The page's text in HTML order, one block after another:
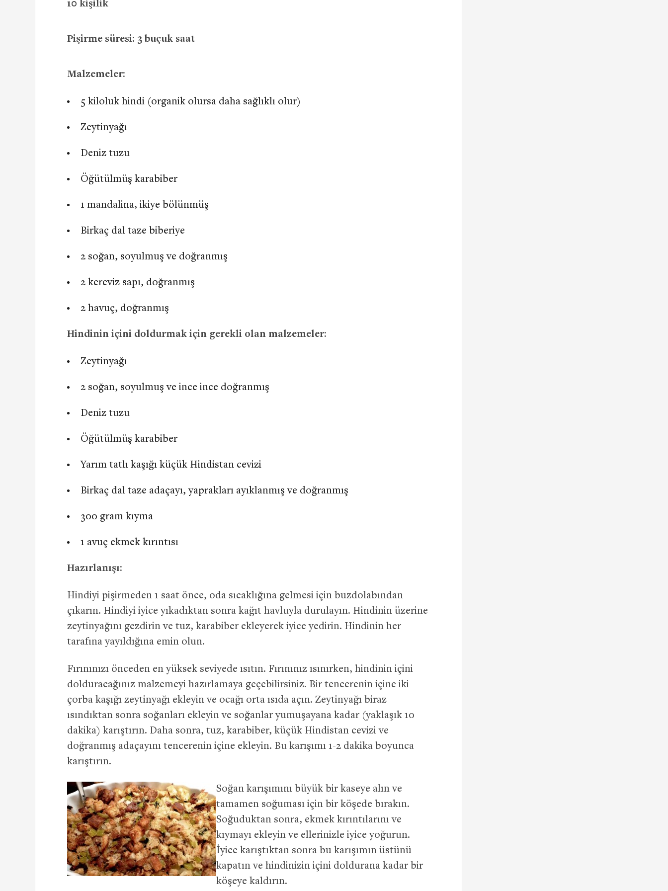
10 kişilik
Pişirme süresi: 3 buçuk saat
Malzemeler:
5 kiloluk hindi (organik olursa daha sağlıklı olur)
Zeytinyağı
Deniz tuzu
Öğütülmüş karabiber
1 mandalina, ikiye bölünmüş
Birkaç dal taze biberiye
2 soğan, soyulmuş ve doğranmış
2 kereviz sapı, doğranmış
2 havuç, doğranmış
Hindinin içini doldurmak için gerekli olan malzemeler:
Zeytinyağı
2 soğan, soyulmuş ve ince ince doğranmış
Deniz tuzu
Öğütülmüş karabiber
Yarım tatlı kaşığı küçük Hindistan cevizi
Birkaç dal taze adaçayı, yaprakları ayıklanmış ve doğranmış
300 gram kıyma
1 avuç ekmek kırıntısı
Hazırlanışı:
Hindiyi pişirmeden 1 saat önce, oda sıcaklığına gelmesi için buzdolabından
çıkarın. Hindiyi iyice yıkadıktan sonra kağıt havluyla durulayın. Hindinin üzerine
zeytinyağını gezdirin ve tuz, karabiber ekleyerek iyice yedirin. Hindinin her
tarafına yayıldığına emin olun.
Fırınınızı önceden en yüksek seviyede ısıtın. Fırınınız ısınırken, hindinin içini
dolduracağınız malzemeyi hazırlamaya geçebilirsiniz. Bir tencerenin içine iki
çorba kaşığı zeytinyağı ekleyin ve ocağı orta ısıda açın. Zeytinyağı biraz
ısındıktan sonra soğanları ekleyin ve soğanlar yumuşayana kadar (yaklaşık 10
dakika) karıştırın. Daha sonra, tuz, karabiber, küçük Hindistan cevizi ve
doğranmış adaçayını tencerenin içine ekleyin. Bu karışımı 1-2 dakika boyunca
karıştırın.
Soğan karışımını büyük bir kaseye alın ve
tamamen soğuması için bir köşede bırakın.
Soğuduktan sonra, ekmek kırıntılarını ve
kıymayı ekleyin ve ellerinizle iyice yoğurun.
İyice karıştıktan sonra bu karışımın üstünü
kapatın ve hindinizin içini doldurana kadar bir
köşeye kaldırın.